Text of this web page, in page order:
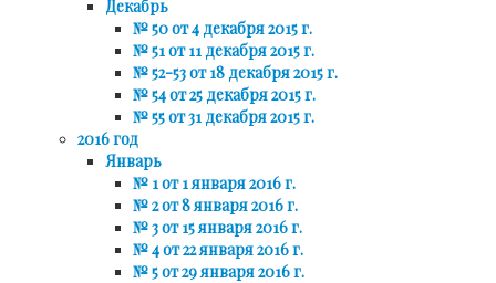
Декабрь
№ 50 от 4 декабря 2015 г.
№ 51 от 11 декабря 2015 г.
№ 52-53 от 18 декабря 2015 г.
№ 54 от 25 декабря 2015 г.
№ 55 от 31 декабря 2015 г.
2016 год
Январь
№ 1 от 1 января 2016 г.
№ 2 от 8 января 2016 г.
№ 3 от 15 января 2016 г.
№ 4 от 22 января 2016 г.
№ 5 от 29 января 2016 г.